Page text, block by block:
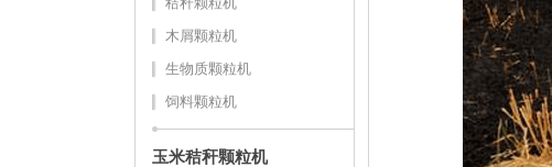
木屑颗粒机
生物质颗粒机
饲料颗粒机
玉米秸秆颗粒机